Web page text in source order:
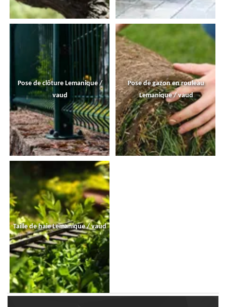
Pose de clôture Lemanique /
vaud
Pose de gazon en rouleau
Lemanique / vaud
Taille de haie Lemanique / vaud